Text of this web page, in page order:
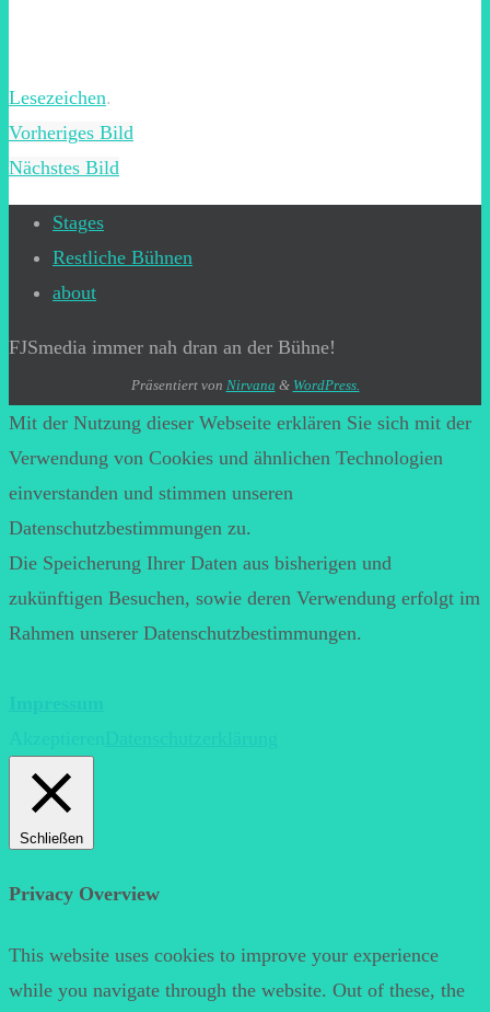
Lesezeichen.
Vorheriges Bild
Nächstes Bild
Stages
Restliche Bühnen
about
FJSmedia immer nah dran an der Bühne!
Präsentiert von Nirvana & WordPress.
Mit der Nutzung dieser Webseite erklären Sie sich mit der
Verwendung von Cookies und ähnlichen Technologien
einverstanden und stimmen unseren
Datenschutzbestimmungen zu.
Die Speicherung Ihrer Daten aus bisherigen und
zukünftigen Besuchen, sowie deren Verwendung erfolgt im
Rahmen unserer Datenschutzbestimmungen.
Schließen
Privacy Overview
This website uses cookies to improve your experience
while you navigate through the website. Out of these, the